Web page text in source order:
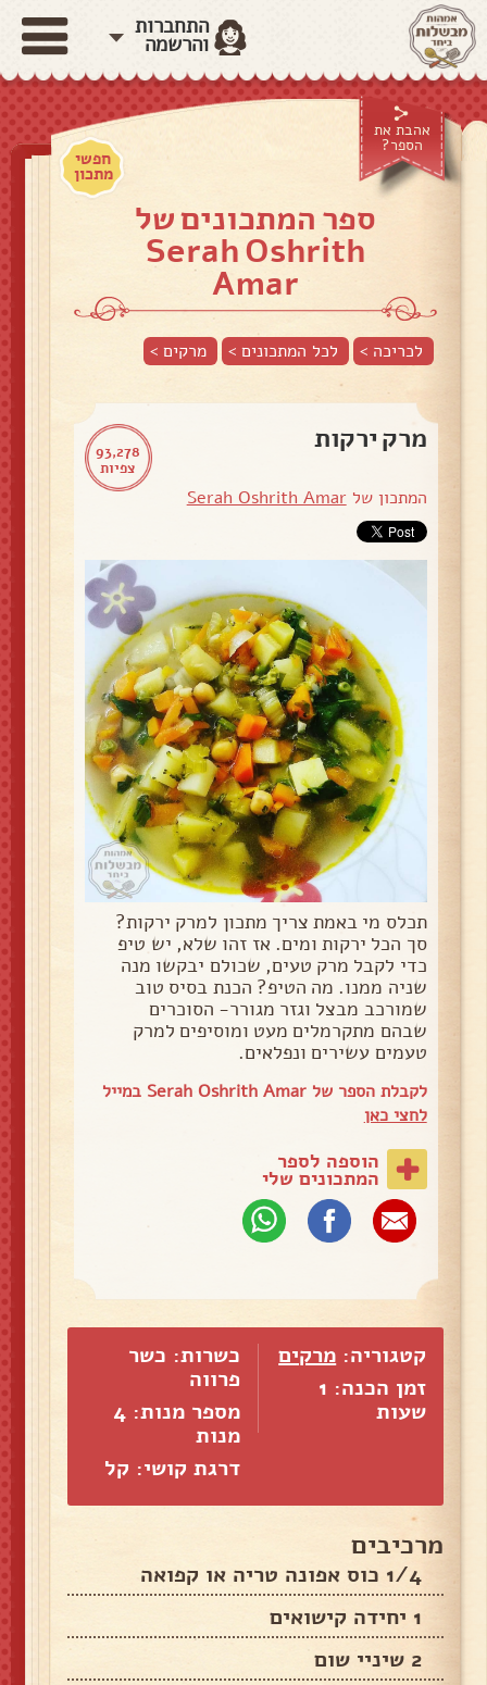
התחברות
והרשמה
אהבת את
הספר?
חפשי
מתכון
ספר המתכונים של
Serah Oshrith
Amar
לכריכה > לכל המתכונים > מרקים>
93,278
צפיות
מרק ירקות
המתכון של Serah Oshrith Amar
תכלס מי באמת צריך מתכון למרק ירקות?
סך הכל ירקות ומים. אז זהו שלא, יש טיפ
כדי לקבל מרק טעים, שכולם יבקשו מנה
שניה ממנו. מה הטיפ? הכנת בסיס טוב
שמורכב מבצל וגזר מגורר- הסוכרים
שבהם מתקרמלים מעט ומוסיפים למרק
טעמים עשירים ונפלאים.
לקבלת הספר של Serah Oshrith Amar במייל
לחצי כאן
הוספה לספר
המתכונים שלי
קטגוריה: מרקים
זמן הכנה: 1
שעות
כשרות: כשר
פרווה
מספר מנות: 4
מנות
דרגת קושי: קל
מרכיבים
1/4 כוס אפונה טריה או קפואה
1 יחידה קישואים
2 שיניי שום